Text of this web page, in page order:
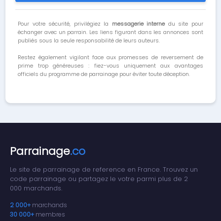
Pour votre sécurité, privilégiez la messagerie internedu site pour
échanger avec un parrain. Les liens figurant dans les annonces sont
publiés sous la seule responsabilité de leurs auteurs.
Restez également vigilant face aux promesses de reversement de
prime trop généreuses : fiez-vous uniquement aux avantages
officiels du programme de parrainage pour éviter toute déception.
Parrainage.co
Le site de parrainage de reference en France. Trouvez un
code parrainage ou partagez le votre parmi plus de 2
000 marchands.
2 000+ marchands
30 000+ membres